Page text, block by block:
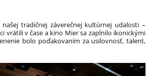
tradičnej záverečnej kultúrnej udalosti –
vrátili v čase a kino Mier sa zaplnilo ikonickými
bolo poďakovaním za usilovnosť, talent,